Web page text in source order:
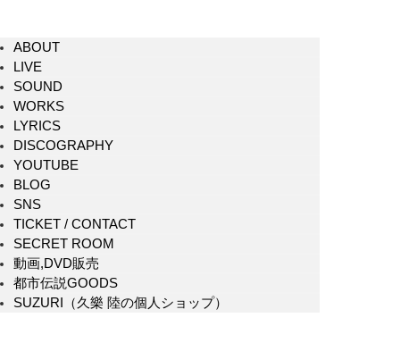
ABOUT
LIVE
SOUND
WORKS
LYRICS
DISCOGRAPHY
YOUTUBE
BLOG
SNS
TICKET / CONTACT
SECRET ROOM
動画,DVD販売
都市伝説GOODS
SUZURI（久樂 陸の個人ショップ）